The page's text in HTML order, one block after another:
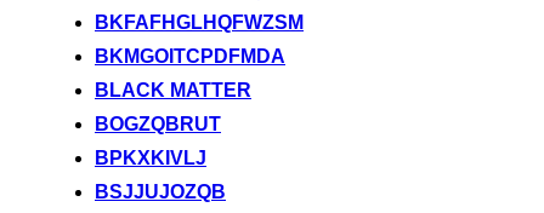
BKFAFHGLHQFWZSM
BKMGOITCPDFMDA
BLACK MATTER
BOGZQBRUT
BPKXKIVLJ
BSJJUJOZQB